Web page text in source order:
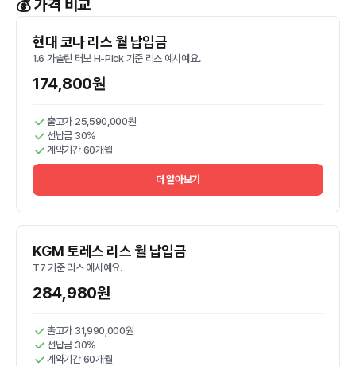
💰 가격 비교
현대 코나 리스 월 납입금
1.6 가솔린 터보 H-Pick 기준 리스 예시예요.
174,800원
출고가 25,590,000원
선납금 30%
계약기간 60개월
더 알아보기
KGM 토레스 리스 월 납입금
T7 기준 리스 예시예요.
284,980원
출고가 31,990,000원
선납금 30%
계약기간 60개월